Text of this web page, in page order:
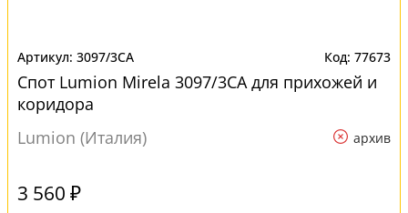
3097/3CA 77673
Спот Lumion Mirela 3097/3CA для прихожей и
коридора
Lumion (Италия)
архив
3 560 ₽